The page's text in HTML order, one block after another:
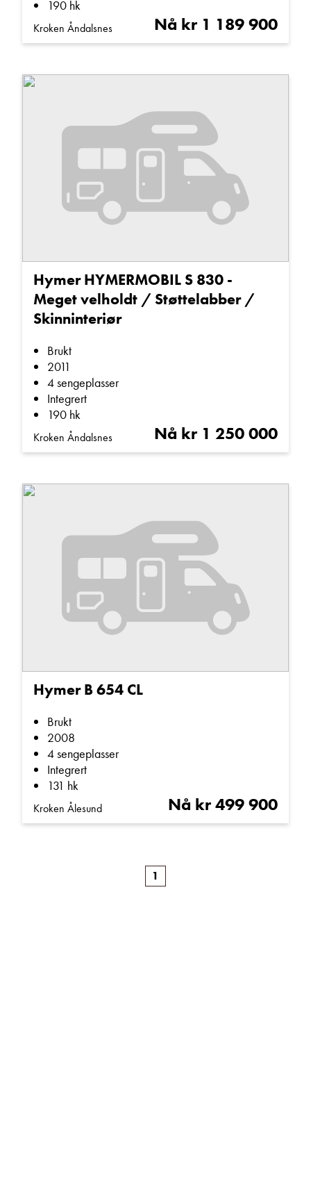
190 hk
Nå kr 1 189 900
Kroken Åndalsnes
Hymer HYMERMOBIL S 830 -
Meget velholdt / Støttelabber /
Skinninteriør
Brukt
2011
4 sengeplasser
Integrert
190 hk
Nå kr 1 250 000
Kroken Åndalsnes
Hymer B 654 CL
Brukt
2008
4 sengeplasser
Integrert
131 hk
Nå kr 499 900
Kroken Ålesund
1